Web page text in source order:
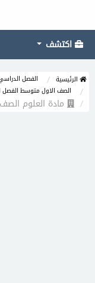
اكتشف
الرئيسية
الفصل
الصف الاول متوسط الفصل
مادة العلوم